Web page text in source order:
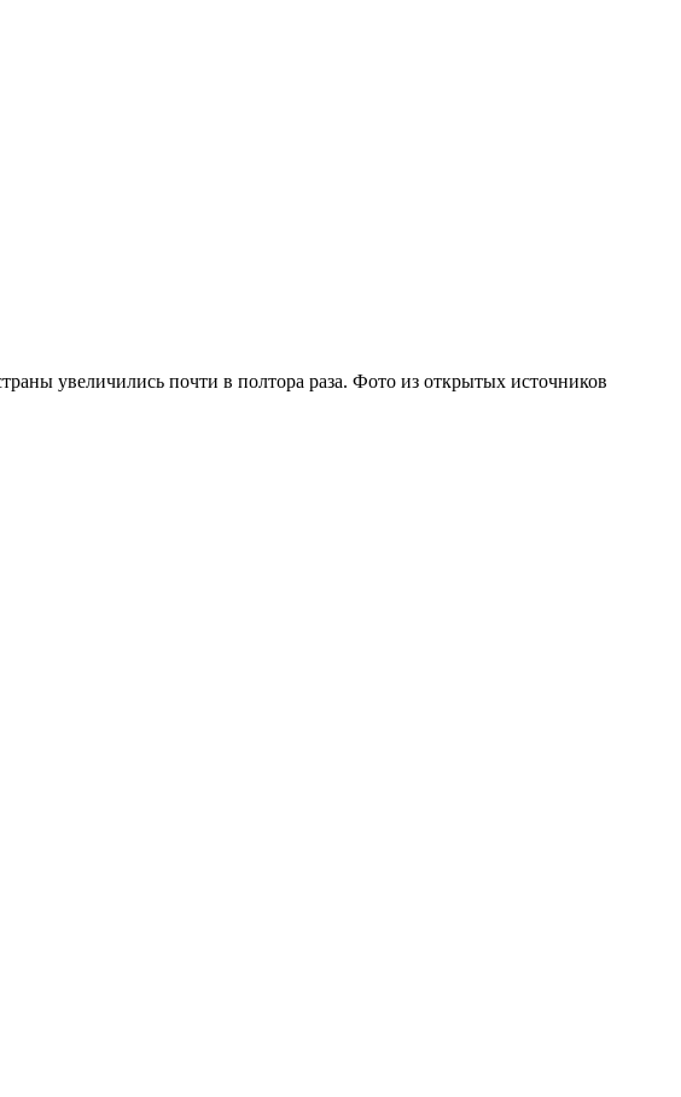
увеличились почти в полтора раза. Фото из открытых источников